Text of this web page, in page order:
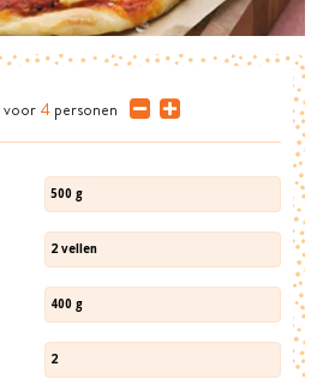
voor 4 personen
500 g
2 vellen
400 g
2